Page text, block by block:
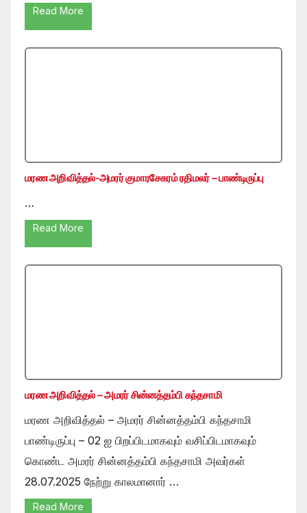
Read More
மரண அறிவித்தல்-அமரர் குமாரசேகரம் ரதிமலர் – பாண்டிருப்பு
…
Read More
மரண அறிவித்தல் – அமரர் சின்னத்தம்பி கந்தசாமி
மரண அறிவித்தல் – அமரர் சின்னத்தம்பி கந்தசாமி
பாண்டிருப்பு – 02 ஐ பிறப்பிடமாகவும் வசிப்பிடமாகவும்
கொண்ட அமரர் சின்னத்தம்பி கந்தசாமி அவர்கள்
28.07.2025 நேற்று காலமானார் …
Read More